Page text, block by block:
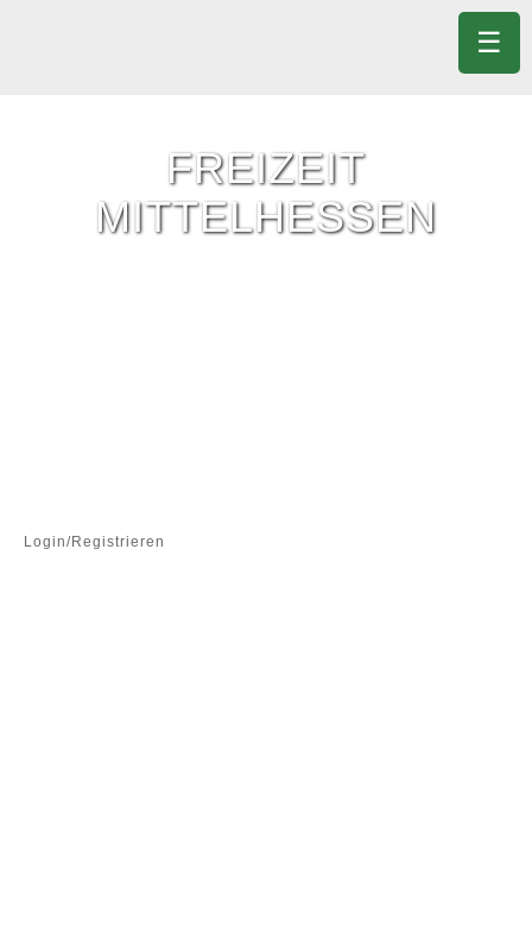
FREIZEIT
MITTELHESSEN
Login/Registrieren
☰